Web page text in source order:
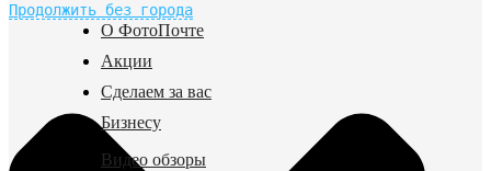
Продолжить без города
О ФотоПочте
Акции
Сделаем за вас
Бизнесу
Видео обзоры